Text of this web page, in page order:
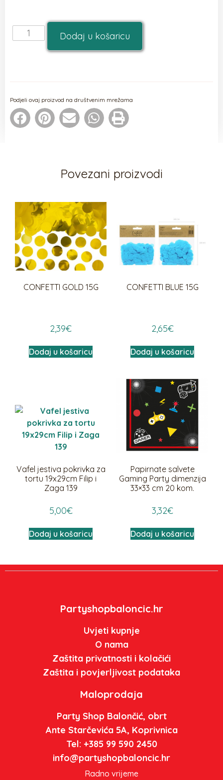
Dodaj u košaricu
Podjeli ovaj proizvod na društvenim mrežama
Povezani proizvodi
CONFETTI GOLD 15G
2,39€
Dodaj u košaricu
CONFETTI BLUE 15G
2,65€
Dodaj u košaricu
Vafel jestiva pokrivka za
tortu 19x29cm Filip i
Zaga 139
5,00€
Dodaj u košaricu
Papirnate salvete
Gaming Party dimenzija
33×33 cm 20 kom.
3,32€
Dodaj u košaricu
Partyshopbaloncic.hr
Uvjeti kupnje
O nama
Zaštita privatnosti i kolačići
Zaštita i povjerljivost podataka
Maloprodaja
Party Shop Balončić, obrt
Ante Starčevića 5A, Koprivnica
Tel: +385 99 590 2450
info@partyshopbaloncic.hr
Radno vrijeme